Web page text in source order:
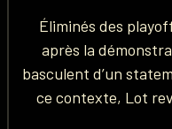
Éliminés des
après la
basculent d’un
ce contexte, Lot